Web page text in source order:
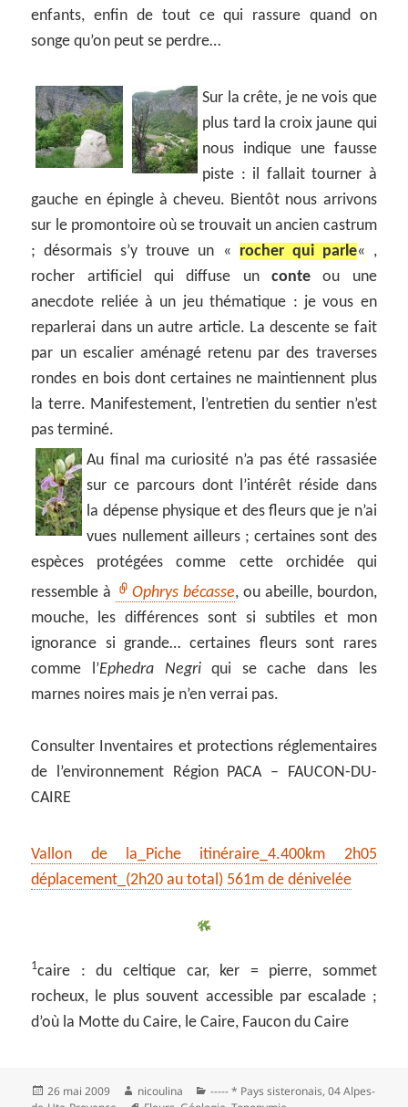
enfants, enfin de tout ce qui rassure quand on
songe qu’on peut se perdre…
Sur la crête, je ne vois que
plus tard la croix jaune qui
nous indique une fausse
piste : il fallait tourner à
gauche en épingle à cheveu. Bientôt nous arrivons
sur le promontoire où se trouvait un ancien castrum
; désormais s’y trouve un « rocher qui parle« ,
rocher artificiel qui diffuse un conteou une
anecdote reliée à un jeu thématique : je vous en
reparlerai dans un autre article. La descente se fait
par un escalier aménagé retenu par des traverses
rondes en bois dont certaines ne maintiennent plus
la terre. Manifestement, l’entretien du sentier n’est
pas terminé.
Au final ma curiosité n’a pas été rassasiée
sur ce parcours dont l’intérêt réside dans
la dépense physique et des fleurs que je n’ai
vues nullement ailleurs ; certaines sont des
espèces protégées comme cette orchidée qui
ressemble à
Ophrys bécasse, ou abeille, bourdon,
mouche, les différences sont si subtiles et mon
ignorance si grande… certaines fleurs sont rares
comme l’Ephedra Negriqui se cache dans les
marnes noires mais je n’en verrai pas.
Consulter Inventaires et protections réglementaires
de l’environnement Région PACA – FAUCON-DU-
CAIRE
Vallon de la_Piche itinéraire_4.400km 2h05
déplacement_(2h20 au total) 561m de dénivelée
1caire : du celtique car, ker = pierre, sommet
rocheux, le plus souvent accessible par escalade ;
d’où la Motte du Caire, le Caire, Faucon du Caire
Publié
le
26 mai 2009 Auteur
nicoulina Catégories
----- * Pays sisteronais,04 Alpes-
Mots-